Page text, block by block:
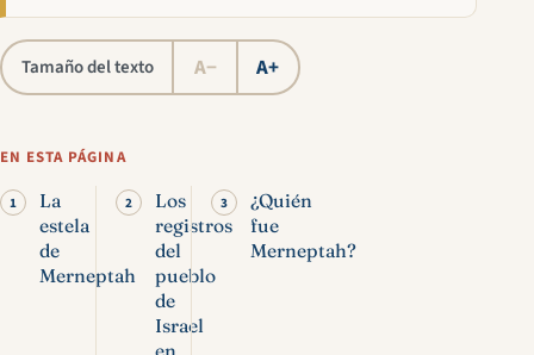
Tamaño del texto A− A+
EN ESTA PÁGINA
La
estela
de
Merneptah
Los
registros
del
pueblo
de
Israel
¿Quién
fue
Merneptah?